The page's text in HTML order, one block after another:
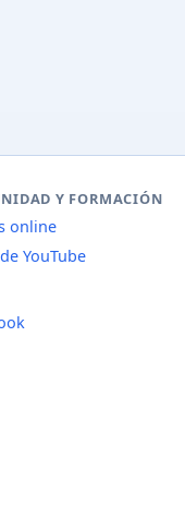
Y FORMACIÓN
online
YouTube